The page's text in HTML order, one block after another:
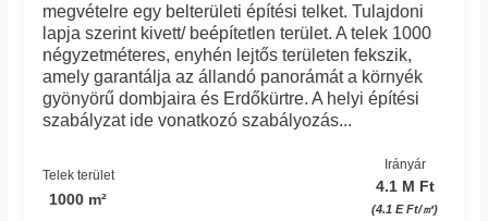
megvételre egy belterületi építési telket. Tulajdoni
lapja szerint kivett/ beépítetlen terület. A telek 1000
négyzetméteres, enyhén lejtős területen fekszik,
amely garantálja az állandó panorámát a környék
gyönyörű dombjaira és Erdőkürtre. A helyi építési
szabályzat ide vonatkozó szabályozás...
Telek terület
1000 m²
Irányár
4.1 M Ft
(4.1 E Ft/㎡)